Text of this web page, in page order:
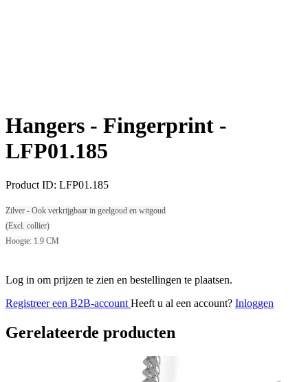
Hangers - Fingerprint -
LFP01.185
Product ID: LFP01.185
Zilver - Ook verkrijgbaar in geelgoud en witgoud
(Excl. collier)
Hoogte: 1.9 CM
Log in om prijzen te zien en bestellingen te plaatsen.
Registreer een B2B-account Heeft u al een account? Inloggen
Gerelateerde producten